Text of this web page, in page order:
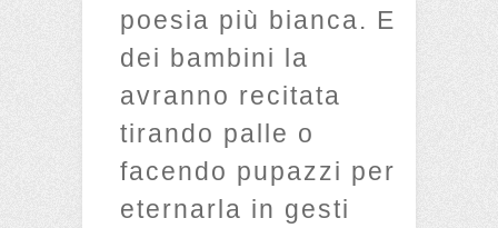
poesia più bianca. E
dei bambini la
avranno recitata
tirando palle o
facendo pupazzi per
eternarla in gesti